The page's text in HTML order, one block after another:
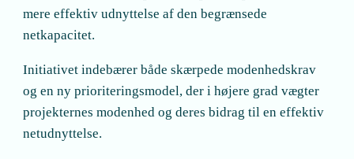
mere effektiv udnyttelse af den begrænsede
netkapacitet.
Initiativet indebærer både skærpede modenhedskrav
og en ny prioriteringsmodel, der i højere grad vægter
projekternes modenhed og deres bidrag til en effektiv
netudnyttelse.